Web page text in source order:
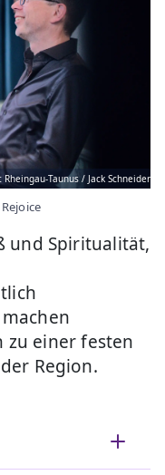
Rheingau-Taunus / Jack Schneider
und Spiritualität,
zu einer festen
Region.